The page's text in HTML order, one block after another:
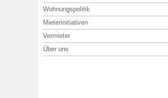
Wohnungspolitik
Mieterinitiativen
Vermieter
Über uns